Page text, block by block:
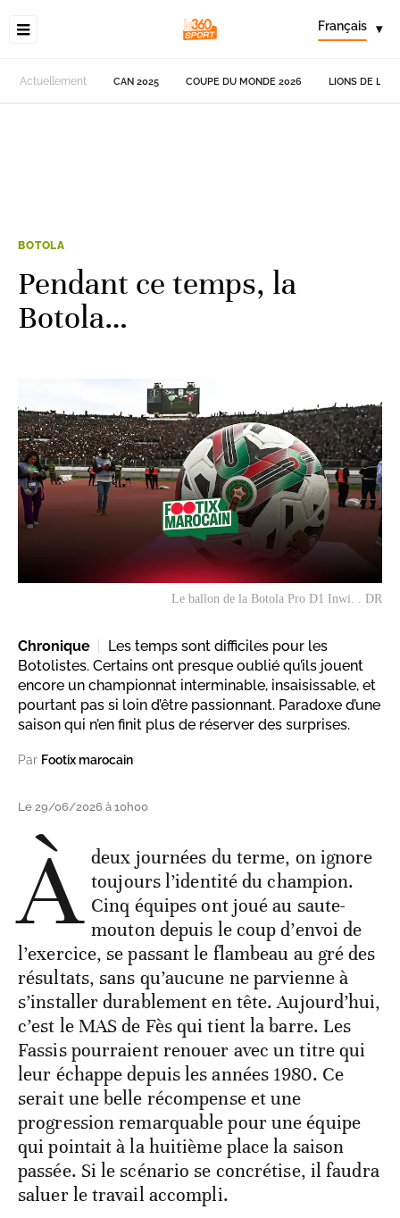
Français ▾
Actuellement CAN 2025 COUPE DU MONDE 2026 LIONS DE
BOTOLA
Pendant ce temps, la
Botola…
Le ballon de la Botola Pro D1 Inwi. . DR
Chronique
Les temps sont difficiles pour les
Botolistes. Certains ont presque oublié qu’ils jouent
encore un championnat interminable, insaisissable, et
pourtant pas si loin d’être passionnant. Paradoxe d’une
saison qui n’en finit plus de réserver des surprises.
Par Footix marocain
Le 29/06/2026 à 10h00
À deux journées du terme, on ignore
toujours l’identité du champion.
Cinq équipes ont joué au saute-
mouton depuis le coup d’envoi de
l’exercice, se passant le flambeau au gré des
résultats, sans qu’aucune ne parvienne à
s’installer durablement en tête. Aujourd’hui,
c’est le MAS de Fès qui tient la barre. Les
Fassis pourraient renouer avec un titre qui
leur échappe depuis les années 1980. Ce
serait une belle récompense et une
progression remarquable pour une équipe
qui pointait à la huitième place la saison
passée. Si le scénario se concrétise, il faudra
saluer le travail accompli.